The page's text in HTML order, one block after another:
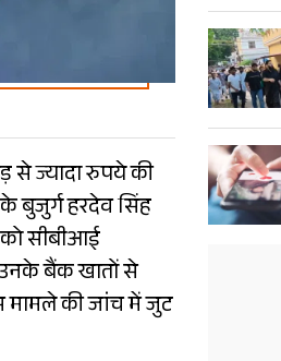
से ज्यादा रुपये की
बुजुर्ग हरदेव सिंह
सीबीआई
उनके बैंक खातों से
मामले की जांच में जुट